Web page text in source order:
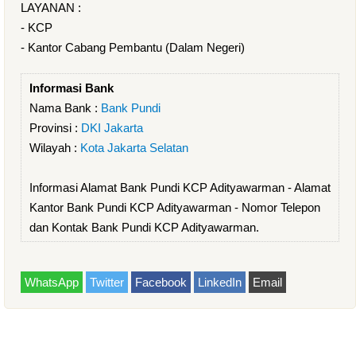
LAYANAN :
- KCP
- Kantor Cabang Pembantu (Dalam Negeri)
Informasi Bank
Nama Bank : Bank Pundi
Provinsi : DKI Jakarta
Wilayah : Kota Jakarta Selatan
Informasi Alamat Bank Pundi KCP Adityawarman - Alamat
Kantor Bank Pundi KCP Adityawarman - Nomor Telepon
dan Kontak Bank Pundi KCP Adityawarman.
WhatsApp Twitter Facebook LinkedIn Email